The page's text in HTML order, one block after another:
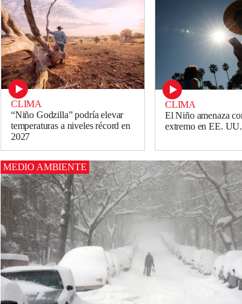
CLIMA
“Niño Godzilla” podría elevar
temperaturas a niveles récord en
2027
CLIMA
El Niño amenaza
extremo en EE. UU.
MEDIO AMBIENTE